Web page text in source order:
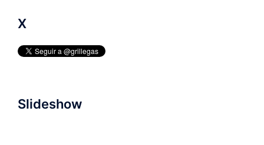
X
Slideshow